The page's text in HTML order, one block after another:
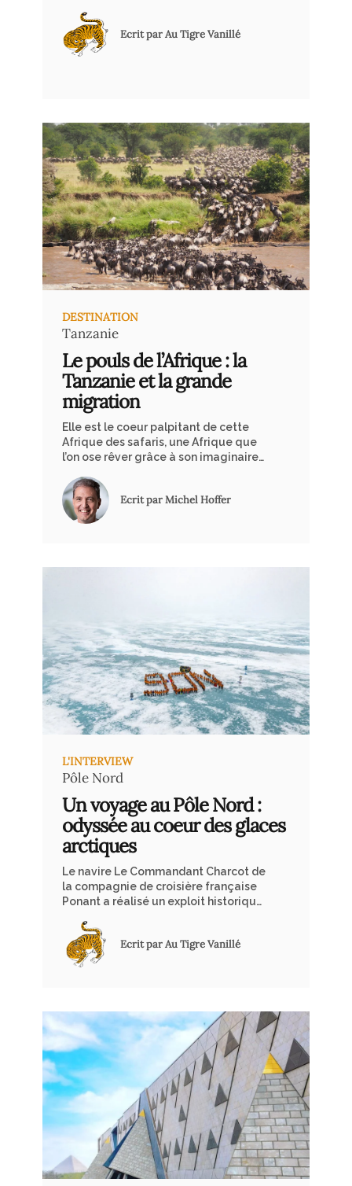
l’environnement. Ces éco-lodges
offrent bien plus qu’un simple séjour ;
ils proposent une expérience
Ecrit par Au Tigre Vanillé
DESTINATION
Tanzanie
Le pouls de l’Afrique : la
Tanzanie et la grande
migration
Elle est le coeur palpitant de cette
Afrique des safaris, une Afrique que
l’on ose rêver grâce à son imaginaire
Roi lion, très éloignée de la période
colonialiste et des plaies que nous lui
connaissons. Cette Afrique, c’est celle
infini au gré des pluies et des saisons,
sur un territoire qui couvre une partie
de la Tanzanie (dont le Serengeti) et
du Kenya (dont le Masaï Mara).
Ecrit par Michel Hoffer
L'INTERVIEW
Pôle Nord
Un voyage au Pôle Nord :
odyssée au coeur des glaces
arctiques
Le navire Le Commandant Charcot de
la compagnie de croisière française
Ponant a réalisé un exploit historique
bateaux à atteindre le « pôle Nord
géographique », le point de l’Arctique
le plus éloigné de toute terre. Dans
navire.
Ecrit par Au Tigre Vanillé